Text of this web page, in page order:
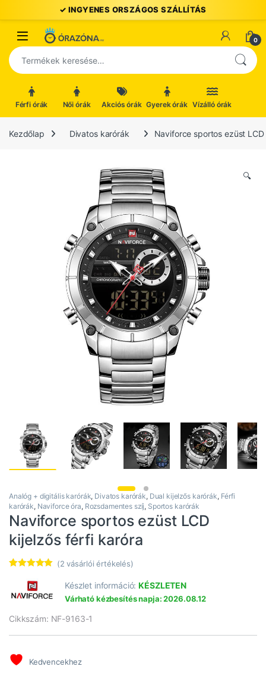
Ugrás a navigációhoz
Ugrás a tartalomhoz
Open 0
Keresés a következőre:
Férfi órák Női órák Akciós órák Gyerek órák Vízálló órák
Kezdőlap Divatos karórák Naviforce sportos ezüst
🔍
Analóg + digitális karórák, Divatos karórák, Dual kijelzős karórák, Férfi
karórák, Naviforce óra, Rozsdamentes szíj, Sportos karórák
Naviforce sportos ezüst LCD
kijelzős férfi karóra
az 5-
ből,
értékelés
(2 vásárlói értékelés)
Készlet információ:KÉSZLETEN
Várható kézbesítés napja: 2026.08.12
Cikkszám: NF-9163-1
Kedvencekhez